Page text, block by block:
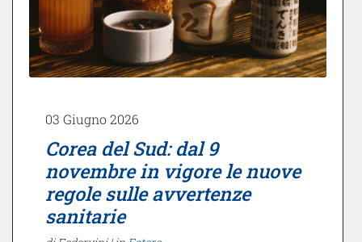
03 Giugno 2026
Corea del Sud: dal 9
novembre in vigore le nuove
regole sulle avvertenze
sanitarie